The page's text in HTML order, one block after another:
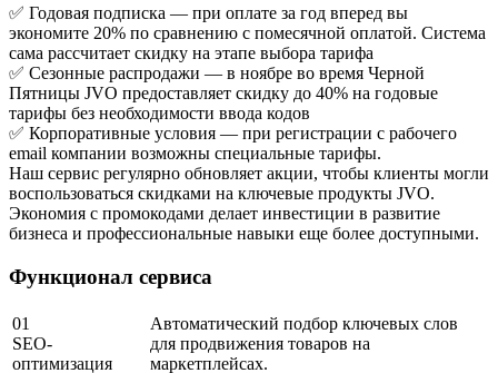
✅ Годовая подписка — при оплате за год вперед вы
экономите 20% по сравнению с помесячной оплатой. Система
сама рассчитает скидку на этапе выбора тарифа
✅ Сезонные распродажи — в ноябре во время Черной
Пятницы JVO предоставляет скидку до 40% на годовые
тарифы без необходимости ввода кодов
✅ Корпоративные условия — при регистрации с рабочего
email компании возможны специальные тарифы.
Наш сервис регулярно обновляет акции, чтобы клиенты могли
воспользоваться скидками на ключевые продукты JVO.
Экономия с промокодами делает инвестиции в развитие
бизнеса и профессиональные навыки еще более доступными.
Функционал сервиса
01
SEO-
оптимизация
Автоматический подбор ключевых слов
для продвижения товаров на
маркетплейсах.